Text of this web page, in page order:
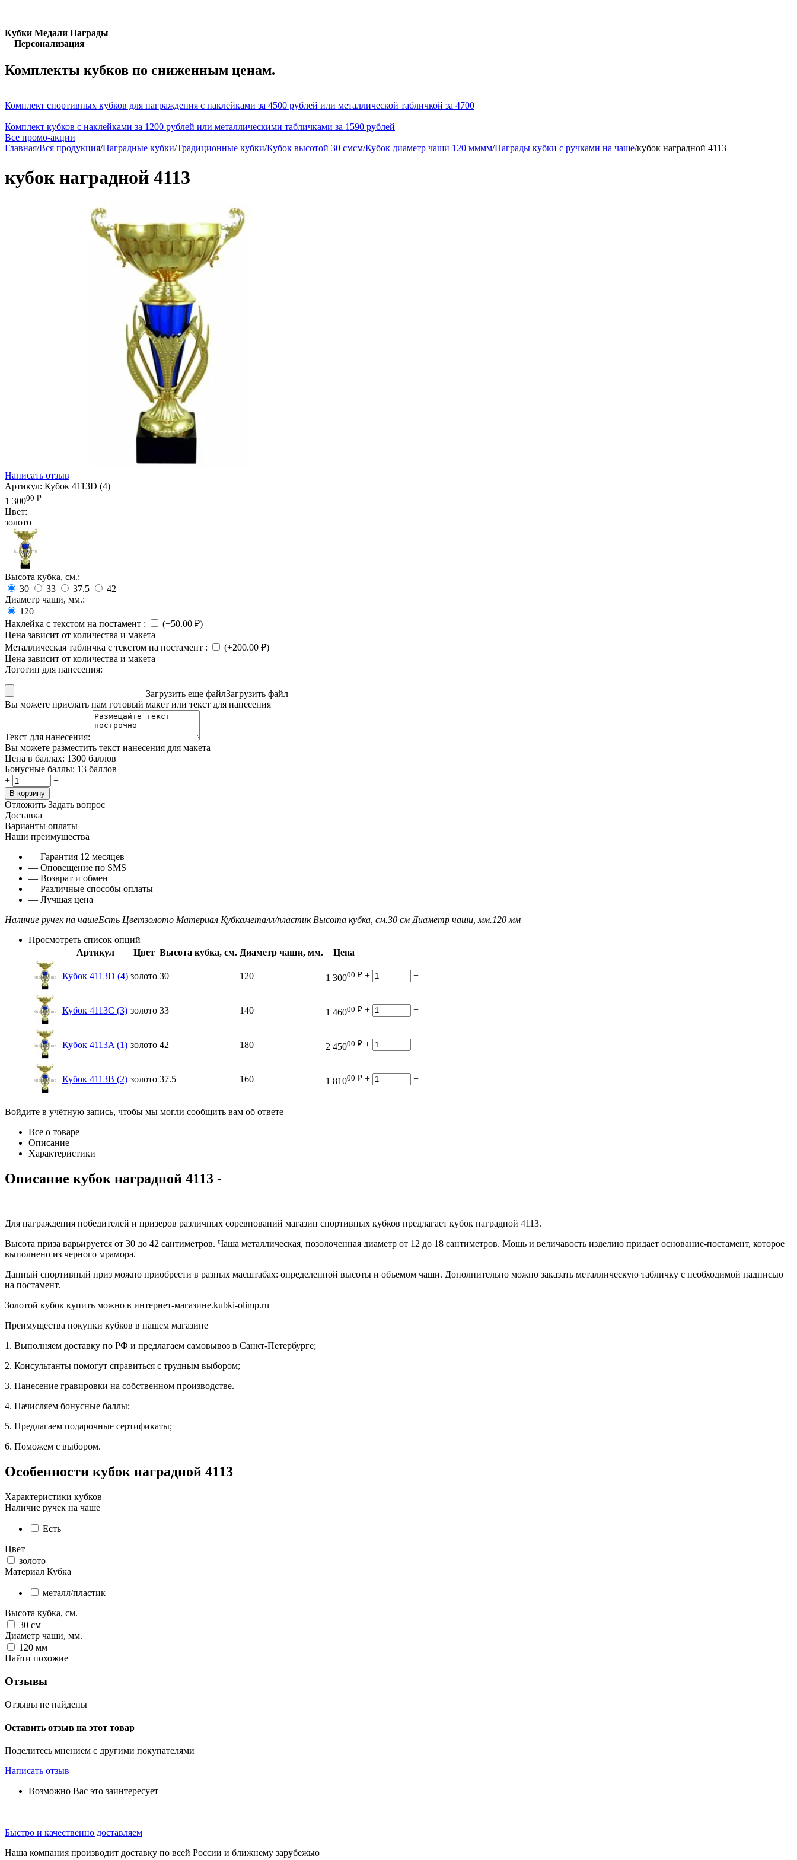
Кубки Медали Награды
Персонализация
Комплекты кубков по сниженным ценам.
Комплект спортивных кубков для награждения с наклейками за 4500 рублей или металлической табличкой за 4700
Комплект кубков с наклейками за 1200 рублей или металлическими табличками за 1590 рублей
Все промо-акции
Главная/Вся продукция/Наградные кубки/Традиционные кубки/Кубок высотой 30 смсм/Кубок диаметр чаши 120 мммм/Награды кубки с ручками на чаше/кубок наградной 4113
кубок наградной 4113
Написать отзыв
Артикул: Кубок 4113D (4)
1 30000 ₽
Цвет:
золото
Высота кубка, см.:
30
33 37.5
42
Диаметр чаши, мм.:
120
Наклейка с текстом на постамент : (+50.00 ₽)
Цена зависит от количества и макета
Металлическая табличка с текстом на постамент : (+200.00 ₽)
Цена зависит от количества и макета
Логотип для нанесения:
Загрузить еще файлЗагрузить файл
Вы можете прислать нам готовый макет или текст для нанесения
Текст для нанесения:
Вы можете разместить текст нанесения для макета
Цена в баллах: 1300 баллов
Бонусные баллы: 13 баллов
+
−
В корзину
Отложить Задать вопрос
Доставка
Варианты оплаты
Наши преимущества
— Гарантия 12 месяцев
— Оповещение по SMS
— Возврат и обмен
— Различные способы оплаты
— Лучшая цена
Наличие ручек на чашеЕсть Цветзолото Материал Кубкаметалл/пластик Высота кубка, см.30 см Диаметр чаши, мм.120 мм
Просмотреть список опций
Артикул
Цвет Высота кубка, см. Диаметр чаши, мм. Цена
Кубок 4113D (4) золото 30 120 1 30000 ₽ + −
Кубок 4113C (3) золото 33 140 1 46000 ₽ + −
Кубок 4113A (1) золото 42 180 2 45000 ₽ + −
Кубок 4113B (2) золото 37.5 160 1 81000 ₽ + −
Войдите в учётную запись, чтобы мы могли сообщить вам об ответе
Все о товаре
Описание
Характеристики
Описание кубок наградной 4113 -
Для награждения победителей и призеров различных соревнований магазин спортивных кубков предлагает кубок наградной 4113.
Высота приза варьируется от 30 до 42 сантиметров. Чаша металлическая, позолоченная диаметр от 12 до 18 сантиметров. Мощь и величавость изделию придает основание-постамент, которое
выполнено из черного мрамора.
Данный спортивный приз можно приобрести в разных масштабах: определенной высоты и объемом чаши. Дополнительно можно заказать металлическую табличку с необходимой надписью
на постамент.
Золотой кубок купить можно в интернет-магазине.kubki-olimp.ru
Преимущества покупки кубков в нашем магазине
1. Выполняем доставку по РФ и предлагаем самовывоз в Санкт-Петербурге;
2. Консультанты помогут справиться с трудным выбором;
3. Нанесение гравировки на собственном производстве.
4. Начисляем бонусные баллы;
5. Предлагаем подарочные сертификаты;
6. Поможем с выбором.
Особенности кубок наградной 4113
Характеристики кубков
Наличие ручек на чаше
Есть
Цвет
золото
Материал Кубка
металл/пластик
Высота кубка, см.
30 см
Диаметр чаши, мм.
120 мм
Найти похожие
Отзывы
Отзывы не найдены
Оставить отзыв на этот товар
Поделитесь мнением с другими покупателями
Написать отзыв
Возможно Вас это заинтересует
Быстро и качественно доставляем
Наша компания производит доставку по всей России и ближнему зарубежью